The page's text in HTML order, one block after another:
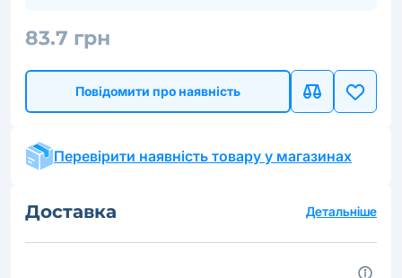
83.7 грн
Повідомити про наявність
Перевірити наявність товару у магазинах
Доставка Детальніше